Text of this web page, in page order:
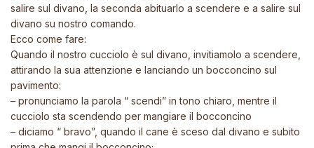
salire sul divano, la seconda abituarlo a scendere e a salire sul
divano su nostro comando.
Ecco come fare:
Quando il nostro cucciolo è sul divano, invitiamolo a scendere,
attirando la sua attenzione e lanciando un bocconcino sul
pavimento:
– pronunciamo la parola “ scendi” in tono chiaro, mentre il
cucciolo sta scendendo per mangiare il bocconcino
– diciamo “ bravo”, quando il cane è sceso dal divano e subito